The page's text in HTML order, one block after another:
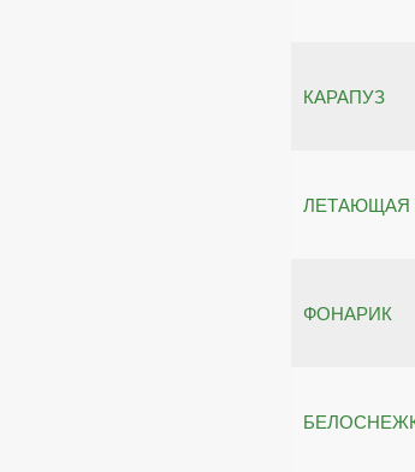
КАРАПУЗ
ЛЕТАЮЩАЯ
ФОНАРИК